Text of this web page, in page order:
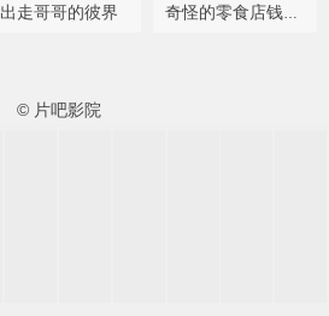
出走哥哥的彼界 奇怪的零食店钱天堂
© 片吧影院